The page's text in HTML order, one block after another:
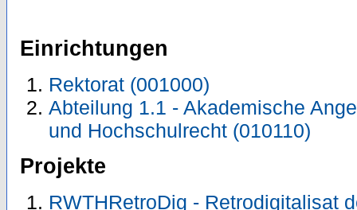
Einrichtungen
Rektorat (001000)
Abteilung 1.1 - Akademische
und Hochschulrecht (010110)
Projekte
RWTHRetroDig - Retrodigitalisat